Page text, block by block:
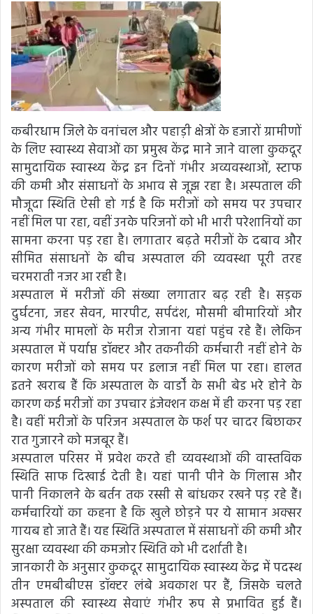
कबीरधाम जिले के वनांचल और पहाड़ी क्षेत्रों के हजारों ग्रामीणों
के लिए स्वास्थ्य सेवाओं का प्रमुख केंद्र माने जाने वाला कुकदूर
सामुदायिक स्वास्थ्य केंद्र इन दिनों गंभीर अव्यवस्थाओं, स्टाफ
की कमी और संसाधनों के अभाव से जूझ रहा है। अस्पताल की
मौजूदा स्थिति ऐसी हो गई है कि मरीजों को समय पर उपचार
नहीं मिल पा रहा, वहीं उनके परिजनों को भी भारी परेशानियों का
सामना करना पड़ रहा है। लगातार बढ़ते मरीजों के दबाव और
सीमित संसाधनों के बीच अस्पताल की व्यवस्था पूरी तरह
चरमराती नजर आ रही है।
अस्पताल में मरीजों की संख्या लगातार बढ़ रही है। सड़क
दुर्घटना, जहर सेवन, मारपीट, सर्पदंश, मौसमी बीमारियों और
अन्य गंभीर मामलों के मरीज रोजाना यहां पहुंच रहे हैं। लेकिन
अस्पताल में पर्याप्त डॉक्टर और तकनीकी कर्मचारी नहीं होने के
कारण मरीजों को समय पर इलाज नहीं मिल पा रहा। हालत
इतने खराब हैं कि अस्पताल के वार्डों के सभी बेड भरे होने के
कारण कई मरीजों का उपचार इंजेक्शन कक्ष में ही करना पड़ रहा
है। वहीं मरीजों के परिजन अस्पताल के फर्श पर चादर बिछाकर
रात गुजारने को मजबूर हैं।
अस्पताल परिसर में प्रवेश करते ही व्यवस्थाओं की वास्तविक
स्थिति साफ दिखाई देती है। यहां पानी पीने के गिलास और
पानी निकालने के बर्तन तक रस्सी से बांधकर रखने पड़ रहे हैं।
कर्मचारियों का कहना है कि खुले छोड़ने पर ये सामान अक्सर
गायब हो जाते हैं। यह स्थिति अस्पताल में संसाधनों की कमी और
सुरक्षा व्यवस्था की कमजोर स्थिति को भी दर्शाती है।
जानकारी के अनुसार कुकदूर सामुदायिक स्वास्थ्य केंद्र में पदस्थ
तीन एमबीबीएस डॉक्टर लंबे अवकाश पर हैं, जिसके चलते
अस्पताल की स्वास्थ्य सेवाएं गंभीर रूप से प्रभावित हुई हैं।